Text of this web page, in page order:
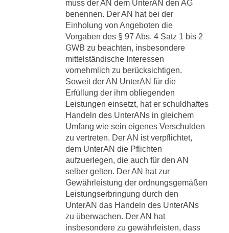
muss der AN dem UnterAN den AG
benennen. Der AN hat bei der
Einholung von Angeboten die
Vorgaben des § 97 Abs. 4 Satz 1 bis 2
GWB zu beachten, insbesondere
mittelständische Interessen
vornehmlich zu berücksichtigen.
Soweit der AN UnterAN für die
Erfüllung der ihm obliegenden
Leistungen einsetzt, hat er schuldhaftes
Handeln des UnterANs in gleichem
Umfang wie sein eigenes Verschulden
zu vertreten. Der AN ist verpflichtet,
dem UnterAN die Pflichten
aufzuerlegen, die auch für den AN
selber gelten. Der AN hat zur
Gewährleistung der ordnungsgemäßen
Leistungserbringung durch den
UnterAN das Handeln des UnterANs
zu überwachen. Der AN hat
insbesondere zu gewährleisten, dass